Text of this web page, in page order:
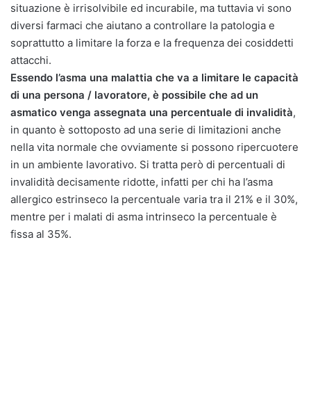
situazione è irrisolvibile ed incurabile, ma tuttavia vi sono
diversi farmaci che aiutano a controllare la patologia e
soprattutto a limitare la forza e la frequenza dei cosiddetti
attacchi.
Essendo l’asma una malattia che va a limitare le capacità
di una persona / lavoratore, è possibile che ad un
asmatico venga assegnata una percentuale di invalidità,
in quanto è sottoposto ad una serie di limitazioni anche
nella vita normale che ovviamente si possono ripercuotere
in un ambiente lavorativo. Si tratta però di percentuali di
invalidità decisamente ridotte, infatti per chi ha l’asma
allergico estrinseco la percentuale varia tra il 21% e il 30%,
mentre per i malati di asma intrinseco la percentuale è
fissa al 35%.